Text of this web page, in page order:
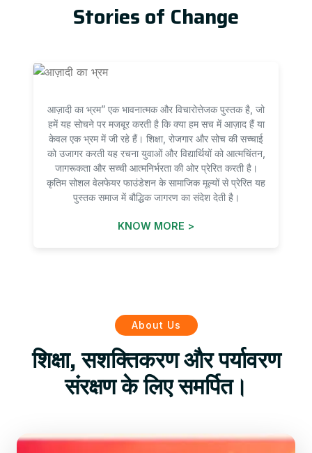
Stories of Change
आज़ादी का भ्रम” एक भावनात्मक और विचारोत्तेजक पुस्तक है, जो
हमें यह सोचने पर मजबूर करती है कि क्या हम सच में आज़ाद हैं या
केवल एक भ्रम में जी रहे हैं। शिक्षा, रोजगार और सोच की सच्चाई
को उजागर करती यह रचना युवाओं और विद्यार्थियों को आत्मचिंतन,
जागरूकता और सच्ची आत्मनिर्भरता की ओर प्रेरित करती है।
कृतिम सोशल वेलफेयर फाउंडेशन के सामाजिक मूल्यों से प्रेरित यह
पुस्तक समाज में बौद्धिक जागरण का संदेश देती है।
KNOW MORE >
About Us
शिक्षा, सशक्तिकरण और पर्यावरण
संरक्षण के लिए समर्पित।